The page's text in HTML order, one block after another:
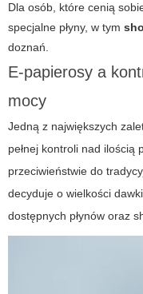
Dla osób, które cenią
specjalne płyny, w tym
doznań.
E-papierosy a
mocy
Jedną z największych
pełnej kontroli nad ilością
przeciwieństwie do
decyduje o wielkości
dostępnych płynów oraz